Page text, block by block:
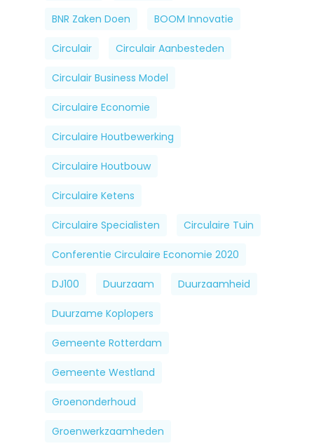
BNR Zaken Doen BOOM Innovatie
Circulair Circulair Aanbesteden
Circulair Business Model
Circulaire Economie
Circulaire Houtbewerking
Circulaire Houtbouw
Circulaire Ketens
Circulaire Specialisten Circulaire Tuin
Conferentie Circulaire Economie 2020
DJ100 Duurzaam Duurzaamheid
Duurzame Koplopers
Gemeente Rotterdam
Gemeente Westland
Groenonderhoud
Groenwerkzaamheden